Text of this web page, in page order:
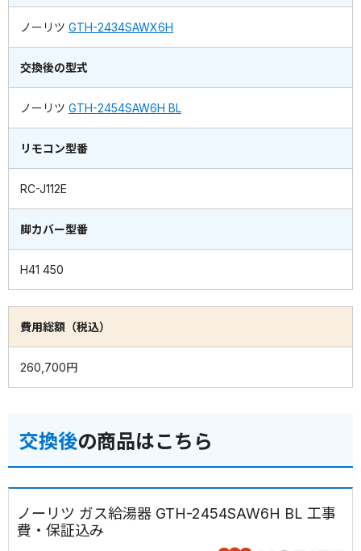
ノーリツ GTH-2434SAWX6H
交換後の型式
ノーリツ GTH-2454SAW6H BL
リモコン型番
RC-J112E
脚カバー型番
H41 450
費用総額（税込）
260,700円
交換後の商品はこちら
ノーリツ ガス給湯器 GTH-2454SAW6H BL 工事
費・保証込み